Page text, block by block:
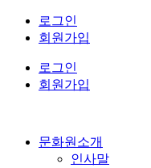
로그인
회원가입
로그인
회원가입
문화원소개
인사말